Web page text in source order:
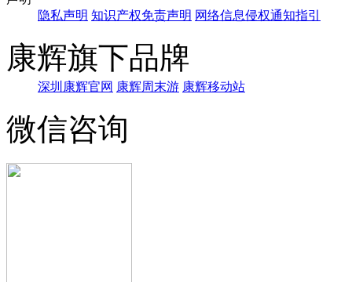
隐私声明 知识产权免责声明 网络信息侵权通知指引
康辉旗下品牌
深圳康辉官网 康辉周末游 康辉移动站
微信咨询